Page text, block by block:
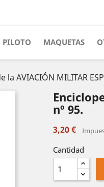
PILOTO MAQUETAS
la AVIACIÓN MILITAR
nº 95.
3,20 €
Cantidad